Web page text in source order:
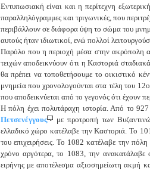
Εντυπωσιακή είναι και η περίτεχνη
παραλληλόγραμμες και τριγωνικές, που
περιβάλλουν σε διάφορα ύψη το σώμα του
αυτούς ήταν ιδιωτικοί, ενώ πολλοί
Παρόλο που η περιοχή μέσα στην ακρόπολη
τειχών αποδεικνύουν ότι η Καστοριά
θα πρέπει να τοποθετήσουμε το οικιστικό
μνημεία που χρονολογούνται στα τέλη του
που αποδεικνύεται από το γεγονός ότι έχουν
Η πόλη έχει πολυτάραχη ιστορία. Από το
Πετσενέγγους
με προτροπή των
ελλαδικό χώρο κατέλαβε την Καστοριά. Το
του επιχειρήσεις. Το 1082 κατέλαβε την πόλη
χρόνο αργότερα, το 1083, την ανακατάλαβε
ειρήνης με αποτέλεσμα αξιοσημείωτη ακμή